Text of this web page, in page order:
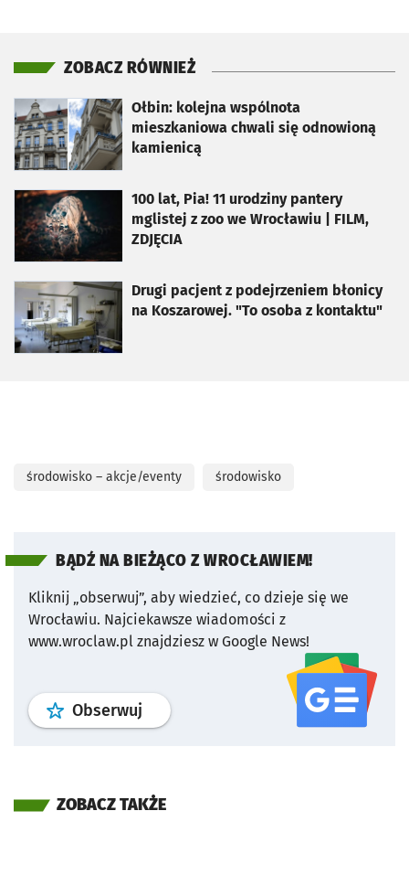
ZOBACZ RÓWNIEŻ
Ołbin: kolejna wspólnota
mieszkaniowa chwali się odnowioną
kamienicą
otworzy się w nowej karcie
100 lat, Pia! 11 urodziny pantery
mglistej z zoo we Wrocławiu | FILM,
ZDJĘCIA
otworzy się w nowej karcie
Drugi pacjent z podejrzeniem błonicy
na Koszarowej. "To osoba z kontaktu"
otworzy się w nowej karcie
środowisko – akcje/eventy środowisko
BĄDŹ NA BIEŻĄCO Z WROCŁAWIEM!
Kliknij „obserwuj”, aby wiedzieć, co dzieje się we
Wrocławiu. Najciekawsze wiadomości z
www.wroclaw.pl znajdziesz w Google News!
Obserwuj profil serwisu
ZOBACZ TAKŻE